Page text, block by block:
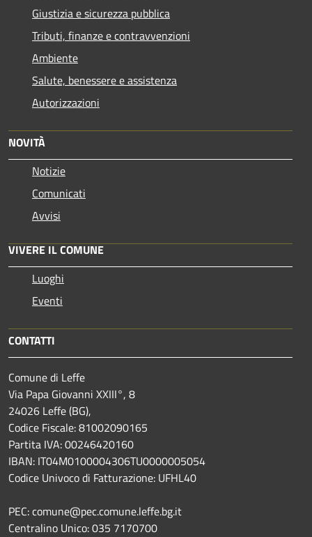
Giustizia e sicurezza pubblica
Tributi, finanze e contravvenzioni
Ambiente
Salute, benessere e assistenza
Autorizzazioni
NOVITÀ
Notizie
Comunicati
Avvisi
VIVERE IL COMUNE
Luoghi
Eventi
CONTATTI
Comune di Leffe
Via Papa Giovanni XXIII°, 8
24026 Leffe (BG),
Codice Fiscale: 81002090165
Partita IVA: 00246420160
IBAN: IT04M0100004306TU0000005054
Codice Univoco di Fatturazione: UFHL40
PEC: comune@pec.comune.leffe.bg.it
Centralino Unico: 035 7170700